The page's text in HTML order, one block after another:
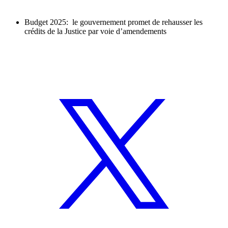
Budget 2025: le gouvernement promet de rehausser les
crédits de la Justice par voie d’amendements